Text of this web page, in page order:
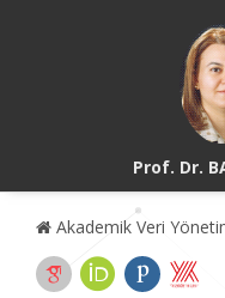
Prof. Dr.
Akademik Veri